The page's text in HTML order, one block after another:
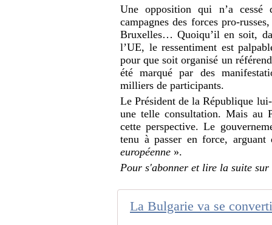
Une opposition qui n’a
campagnes des forces pro-
Bruxelles… Quoiqu’il en soit,
l’UE, le ressentiment est
pour que soit organisé un
été marqué par des
milliers de participants.
Le Président de la République
une telle consultation. Mais au
cette perspective. Le
tenu à passer en force,
européenne ».
Pour s'abonner et lire la suite sur